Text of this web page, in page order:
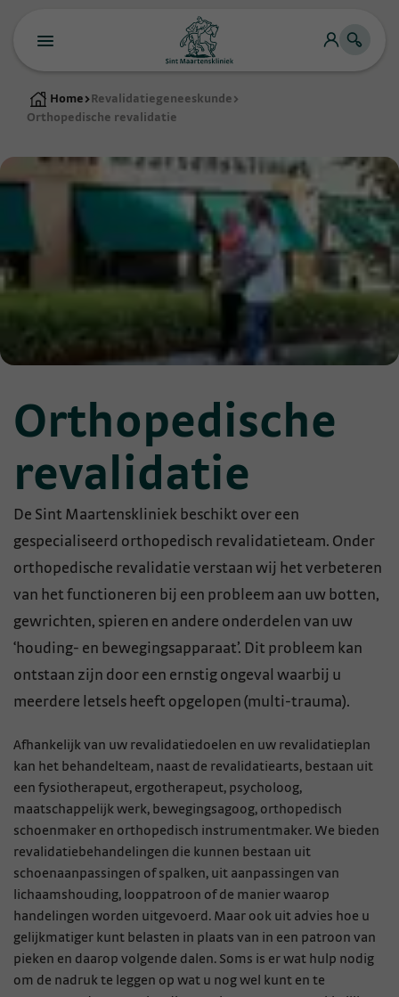
Home > Revalidatiegeneeskunde >
Orthopedische revalidatie
Orthopedische
revalidatie
De Sint Maartenskliniek beschikt over een
gespecialiseerd orthopedisch revalidatieteam. Onder
orthopedische revalidatie verstaan wij het verbeteren
van het functioneren bij een probleem aan uw botten,
gewrichten, spieren en andere onderdelen van uw
‘houding- en bewegingsapparaat’. Dit probleem kan
ontstaan zijn door een ernstig ongeval waarbij u
meerdere letsels heeft opgelopen (multi-trauma).
Afhankelijk van uw revalidatiedoelen en uw revalidatieplan
kan het behandelteam, naast de revalidatiearts, bestaan uit
een fysiotherapeut, ergotherapeut, psycholoog,
maatschappelijk werk, bewegingsagoog, orthopedisch
schoenmaker en orthopedisch instrumentmaker. We bieden
revalidatiebehandelingen die kunnen bestaan uit
schoenaanpassingen of spalken, uit aanpassingen van
lichaamshouding, looppatroon of de manier waarop
handelingen worden uitgevoerd. Maar ook uit advies hoe u
gelijkmatiger kunt belasten in plaats van in een patroon van
pieken en daarop volgende dalen. Soms is er wat hulp nodig
om de nadruk te leggen op wat u nog wel kunt en te